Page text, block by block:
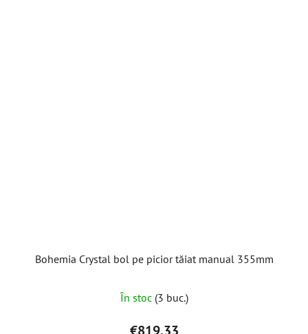
Bohemia Crystal bol pe picior tăiat manual 355mm
În stoc (3 buc.)
€819,33